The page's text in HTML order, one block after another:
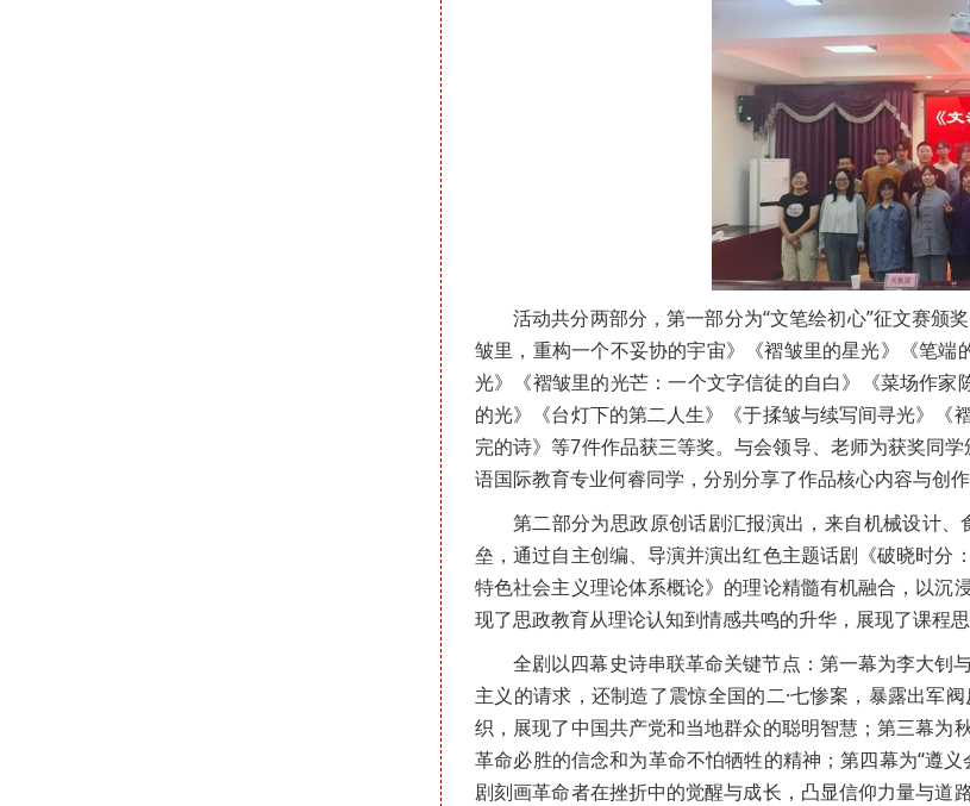
活动共分两部分，第一部分为“文笔绘初心”征文赛颁
皱里，重构一个不妥协的宇宙》《褶皱里的星光》《笔
光》《褶皱里的光芒：一个文字信徒的自白》《菜场作
的光》《台灯下的第二人生》《于揉皱与续写间寻光》
完的诗》等7件作品获三等奖。与会领导、老师为获奖同
语国际教育专业何睿同学，分别分享了作品核心内容与创作
第二部分为思政原创话剧汇报演出，来自机械设计
垒，通过自主创编、导演并演出红色主题话剧《破晓时
特色社会主义理论体系概论》的理论精髓有机融合，以
现了思政教育从理论认知到情感共鸣的升华，展现了课程
全剧以四幕史诗串联革命关键节点：第一幕为李大钊
主义的请求，还制造了震惊全国的二·七惨案，暴露出军
织，展现了中国共产党和当地群众的聪明智慧；第三幕
革命必胜的信念和为革命不怕牺牲的精神；第四幕为“遵
剧刻画革命者在挫折中的觉醒与成长，凸显信仰力量与